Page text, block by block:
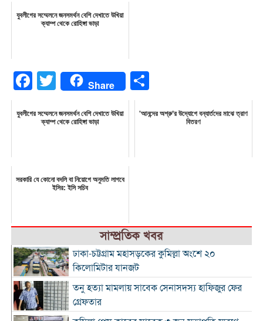
যুবলীগের সম্মেলনে জনসমর্থন বেশি দেখাতে উখিয়া
ক্যাম্প থেকে রোহিঙ্গা ভাড়া
Facebook
Twitter Share
যুবলীগের সম্মেলনে জনসমর্থন বেশি দেখাতে উখিয়া
ক্যাম্প থেকে রোহিঙ্গা ভাড়া
'আনন্দের অশ্রু’র উদ্যোগে বন্যার্তদের মাঝে ত্রাণ
বিতরণ
সরকারি যে কোনো বদলি বা নিয়োগে অনুমতি লাগবে
ইসির: ইসি সচিব
সাম্প্রতিক খবর
ঢাকা-চট্টগ্রাম মহাসড়কের কুমিল্লা অংশে ২০
কিলোমিটার যানজট
তনু হত্যা মামলায় সাবেক সেনাসদস্য হাফিজুর ফের
গ্রেফতার